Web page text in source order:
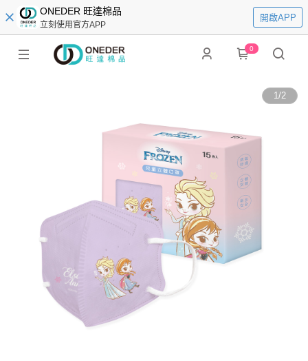
ONEDER 旺達棉品
立刻使用官方APP
開啟APP
0
1/2